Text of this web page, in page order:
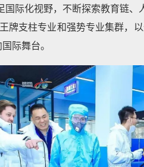
国际化视野，不断探索教育链
牌支柱专业和强势专业集群，
际舞台。